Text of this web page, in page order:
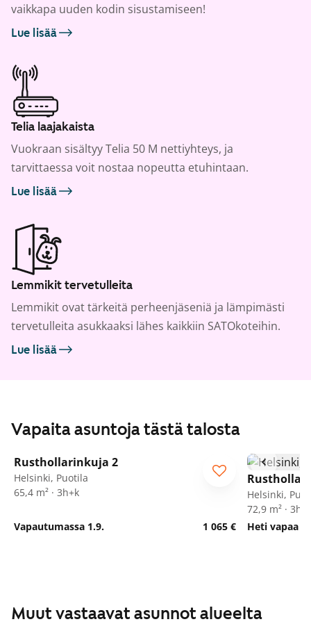
vaikkapa uuden kodin sisustamiseen!
Lue lisää
Telia laajakaista
Vuokraan sisältyy Telia 50 M nettiyhteys, ja
tarvittaessa voit nostaa nopeutta etuhintaan.
Lue lisää
Lemmikit tervetulleita
Lemmikit ovat tärkeitä perheenjäseniä ja lämpimästi
tervetulleita asukkaaksi lähes kaikkiin SATOkoteihin.
Lue lisää
Vapaita asuntoja tästä talosta
/21
Rusthollarinkuja 2
Helsinki, Puotila
65,4 m² · 3h+k
Vapautumassa 1.9. 1 065 €
Helsinki,
72,9 m² ·
Heti vapaa
Muut vastaavat asunnot alueelta